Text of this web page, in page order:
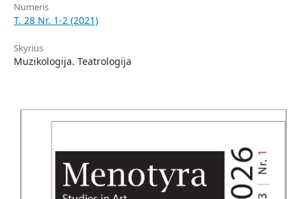
Numeris
T. 28 Nr. 1-2 (2021)
Skyrius
Muzikologija. Teatrologija